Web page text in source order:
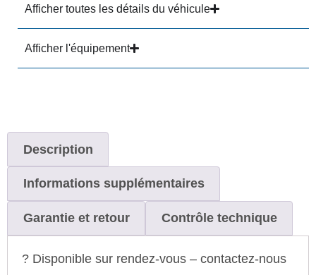
Afficher toutes les détails du véhicule
Afficher l'équipement
Description
Informations supplémentaires
Garantie et retour Contrôle technique
? Disponible sur rendez-vous – contactez-nous